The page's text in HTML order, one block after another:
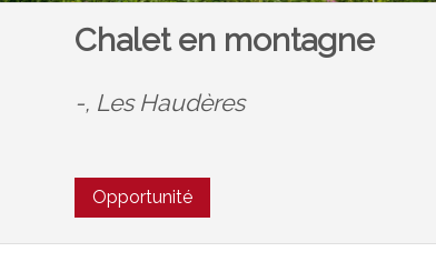
Chalet en montagne
-, Les Haudères
Opportunité